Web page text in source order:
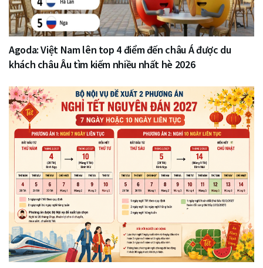
Agoda: Việt Nam lên top 4 điểm đến châu Á được du
khách châu Âu tìm kiếm nhiều nhất hè 2026